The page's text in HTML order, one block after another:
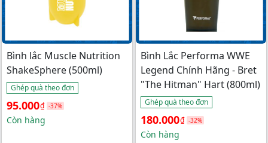
Bình lắc Muscle Nutrition
ShakeSphere (500ml)
Ghép quà theo đơn
Giá
gốc
95.000₫
Giá
hiện
-37%
Còn hàng
Bình Lắc Performa WWE
Legend Chính Hãng - Bret
"The Hitman" Hart (800ml)
Ghép quà theo đơn
Giá
gốc
180.000₫
Giá
hiện
-32%
Còn hàng